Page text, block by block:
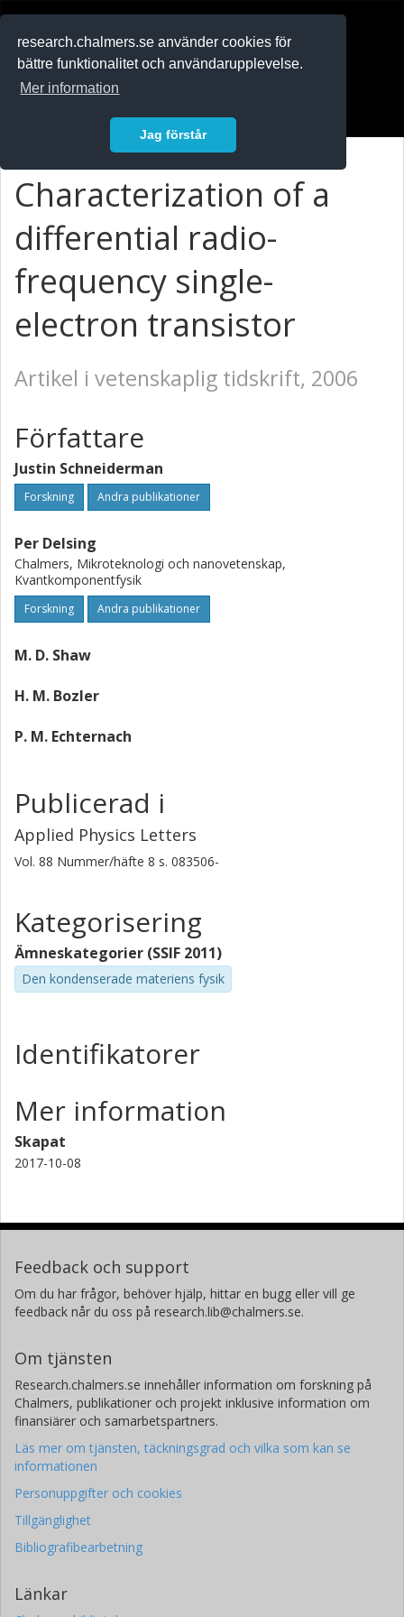
research.chalmers.se använder cookies för
bättre funktionalitet och användarupplevelse.
Mer information
Jag förstår
Characterization of a
differential radio-
frequency single-
electron transistor
Artikel i vetenskaplig tidskrift, 2006
Författare
Justin Schneiderman
Forskning Andra publikationer
Per Delsing
Chalmers, Mikroteknologi och nanovetenskap,
Kvantkomponentfysik
Forskning Andra publikationer
M. D. Shaw
H. M. Bozler
P. M. Echternach
Publicerad i
Applied Physics Letters
Vol. 88 Nummer/häfte 8 s. 083506-
Kategorisering
Ämneskategorier (SSIF 2011)
Den kondenserade materiens fysik
Identifikatorer
Mer information
Skapat
2017-10-08
Feedback och support
Om du har frågor, behöver hjälp, hittar en bugg eller vill ge
feedback når du oss på research.lib@chalmers.se.
Om tjänsten
Research.chalmers.se innehåller information om forskning på
Chalmers, publikationer och projekt inklusive information om
finansiärer och samarbetspartners.
Läs mer om tjänsten, täckningsgrad och vilka som kan se
informationen
Personuppgifter och cookies
Tillgänglighet
Bibliografibearbetning
Länkar